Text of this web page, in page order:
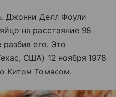
Джонни Делл Фоули
на расстояние 98
разбив его. Это
США) 12 ноября 1978
Китом Томасом.